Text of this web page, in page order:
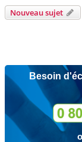
Nouveau sujet
Besoin